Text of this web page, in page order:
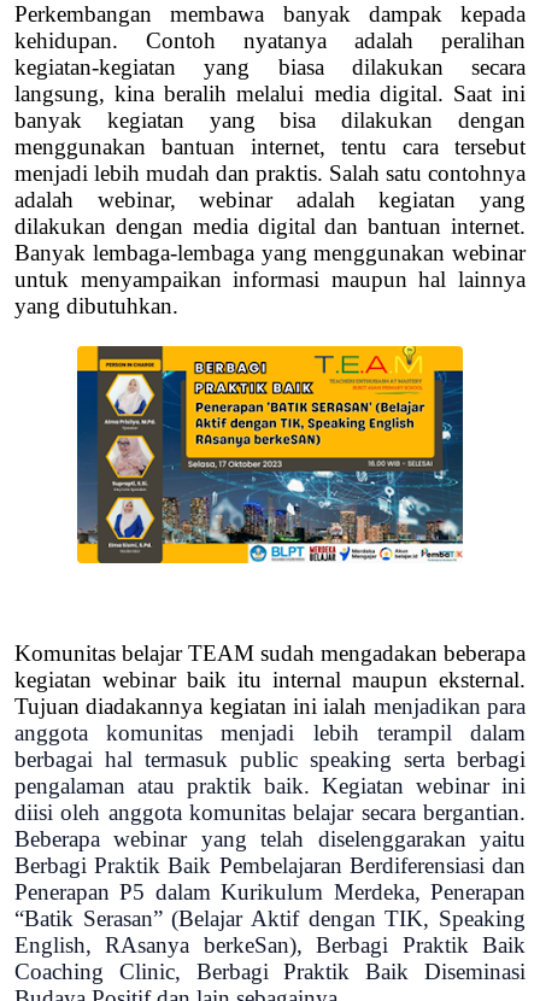
Perkembangan membawa banyak dampak kepada
kehidupan. Contoh nyatanya adalah peralihan
kegiatan-kegiatan yang biasa dilakukan secara
langsung, kina beralih melalui media digital. Saat ini
banyak kegiatan yang bisa dilakukan dengan
menggunakan bantuan internet, tentu cara tersebut
menjadi lebih mudah dan praktis. Salah satu contohnya
adalah webinar, webinar adalah kegiatan yang
dilakukan dengan media digital dan bantuan internet.
Banyak lembaga-lembaga yang menggunakan webinar
untuk menyampaikan informasi maupun hal lainnya
yang dibutuhkan.
Komunitas belajar TEAM sudah mengadakan beberapa
kegiatan webinar baik itu internal maupun eksternal.
Tujuan diadakannya kegiatan ini ialah menjadikan para
anggota komunitas menjadi lebih terampil dalam
berbagai hal termasuk public speaking serta berbagi
pengalaman atau praktik baik. Kegiatan webinar ini
diisi oleh anggota komunitas belajar secara bergantian.
Beberapa webinar yang telah diselenggarakan yaitu
Berbagi Praktik Baik Pembelajaran Berdiferensiasi dan
Penerapan P5 dalam Kurikulum Merdeka, Penerapan
“Batik Serasan” (Belajar Aktif dengan TIK, Speaking
English, RAsanya berkeSan), Berbagi Praktik Baik
Coaching Clinic, Berbagi Praktik Baik Diseminasi